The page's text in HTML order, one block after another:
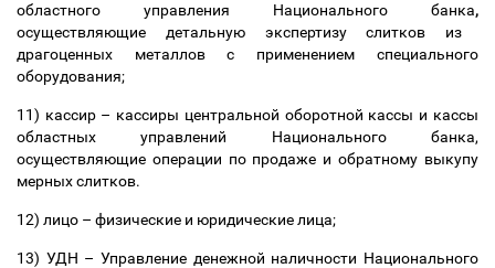
областного управления Национального банка,
осуществляющие детальную экспертизу слитков из
драгоценных металлов с применением специального
оборудования;
11) кассир – кассиры центральной оборотной кассы и кассы
областных управлений Национального банка,
осуществляющие операции по продаже и обратному выкупу
мерных слитков.
12) лицо – физические и юридические лица;
13) УДН – Управление денежной наличности Национального